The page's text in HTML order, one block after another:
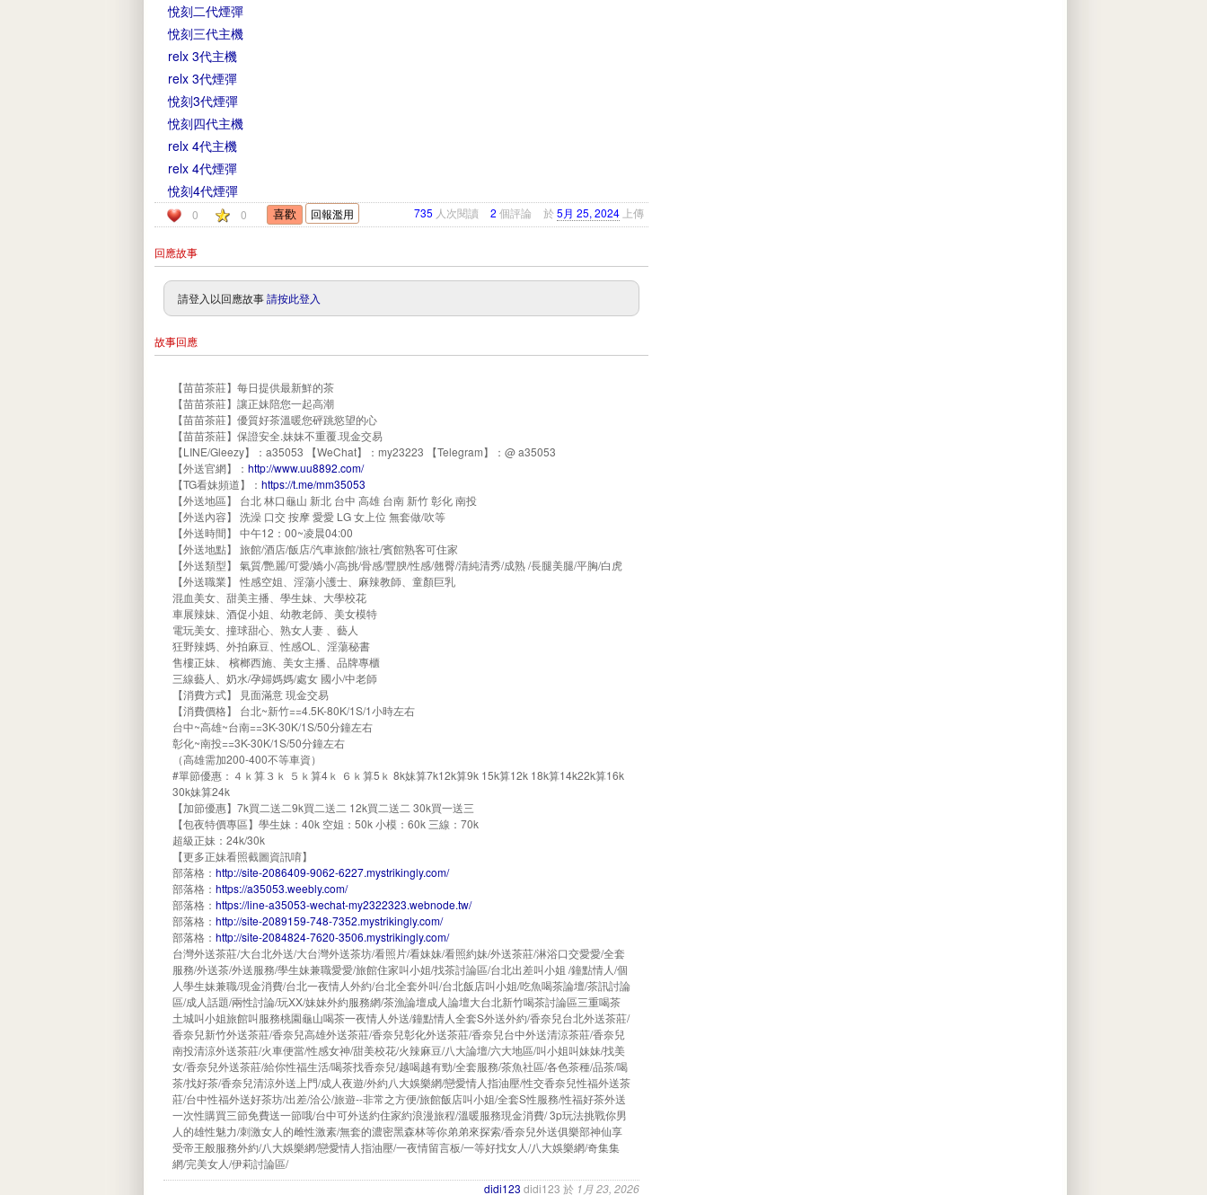
悅刻二代煙彈
悅刻三代主機
relx 3代主機
relx 3代煙彈
悅刻3代煙彈
悅刻四代主機
relx 4代主機
relx 4代煙彈
悅刻4代煙彈
0 0 回報濫用 735 人次閱讀 2 個評論 於5月 25, 2024 上傳
回應故事
請登入以回應故事請按此登入
故事回應
【苗苗茶莊】每日提供最新鮮的茶
【苗苗茶莊】讓正妹陪您一起高潮
【苗苗茶莊】優質好茶溫暖您砰跳慾望的心
【苗苗茶莊】保證安全.妹妹不重覆.現金交易
【LINE/Gleezy】：a35053 【WeChat】：my23223 【Telegram】：@ a35053
【外送官網】： http://www.uu8892.com/
【TG看妹頻道】： https://t.me/mm35053
【外送地區】 台北 林口龜山 新北 台中 高雄 台南 新竹 彰化 南投
【外送內容】 洗澡 口交 按摩 愛愛 LG 女上位 無套做/吹等
【外送時間】 中午12：00~凌晨04:00
【外送地點】 旅館/酒店/飯店/汽車旅館/旅社/賓館熟客可住家
【外送類型】 氣質/艷麗/可愛/嬌小/高挑/骨感/豐腴/性感/翹臀/清純清秀/成熟 /長腿美腿/平胸/白虎
【外送職業】 性感空姐、淫蕩小護士、麻辣教師、童顏巨乳
混血美女、甜美主播、學生妹、大學校花
車展辣妹、酒促小姐、幼教老師、美女模特
電玩美女、撞球甜心、熟女人妻 、藝人
狂野辣媽、外拍麻豆、性感OL、淫蕩秘書
售樓正妹、 檳榔西施、美女主播、品牌專櫃
三線藝人、奶水/孕婦媽媽/處女 國小/中老師
【消費方式】 見面滿意 現金交易
【消費價格】 台北~新竹==4.5K-80K/1S/1小時左右
台中~高雄~台南==3K-30K/1S/50分鐘左右
彰化~南投==3K-30K/1S/50分鐘左右
（高雄需加200-400不等車資）
#單節優惠：４ｋ算３ｋ ５ｋ算4ｋ ６ｋ算5ｋ 8k妹算7k12k算9k 15k算12k 18k算14k22k算16k
30k妹算24k
【加節優惠】7k買二送二9k買二送二 12k買二送二 30k買一送三
【包夜特價專區】學生妹：40k 空姐：50k 小模：60k 三線：70k
超級正妹：24k/30k
【更多正妹看照截圖資訊唷】
部落格： http://site-2086409-9062-6227.mystrikingly.com/
部落格： https://a35053.weebly.com/
部落格： https://line-a35053-wechat-my2322323.webnode.tw/
部落格： http://site-2089159-748-7352.mystrikingly.com/
部落格： http://site-2084824-7620-3506.mystrikingly.com/
台灣外送茶莊/大台北外送/大台灣外送茶坊/看照片/看妹妹/看照約妹/外送茶莊/淋浴口交愛愛/全套
服務/外送茶/外送服務/學生妹兼職愛愛/旅館住家叫小姐/找茶討論區/台北出差叫小姐 /鐘點情人/個
人學生妹兼職/現金消費/台北一夜情人外約/台北全套外叫/台北飯店叫小姐/吃魚喝茶論壇/茶訊討論
區/成人話題/兩性討論/玩XX/妹妹外約服務網/茶漁論壇成人論壇大台北新竹喝茶討論區三重喝茶
土城叫小姐旅館叫服務桃園龜山喝茶一夜情人外送/鐘點情人全套S外送外約/香奈兒台北外送茶莊/
香奈兒新竹外送茶莊/香奈兒高雄外送茶莊/香奈兒彰化外送茶莊/香奈兒台中外送清涼茶莊/香奈兒
南投清涼外送茶莊/火車便當/性感女神/甜美校花/火辣麻豆/八大論壇/六大地區/叫小姐叫妹妹/找美
女/香奈兒外送茶莊/給你性福生活/喝茶找香奈兒/越喝越有勁/全套服務/茶魚社區/各色茶種/品茶/喝
茶/找好茶/香奈兒清涼外送上門/成人夜遊/外約八大娛樂網/戀愛情人指油壓/性交香奈兒性福外送茶
莊/台中性福外送好茶坊/出差/洽公/旅遊--非常之方便/旅館飯店叫小姐/全套S性服務/性福好茶外送
一次性購買三節免費送一節哦/台中可外送約住家約浪漫旅程/溫暖服務現金消費/ 3p玩法挑戰你男
人的雄性魅力/刺激女人的雌性激素/無套的濃密黑森林等你弟弟來探索/香奈兒外送俱樂部神仙享
受帝王般服務外約/八大娛樂網/戀愛情人指油壓/一夜情留言板/一等好找女人/八大娛樂網/奇集集
網/完美女人/伊莉討論區/
didi123 didi123 於 1月 23, 2026